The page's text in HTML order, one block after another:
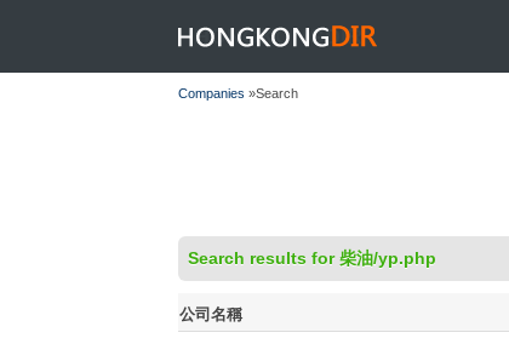
HONGKONGDIR
Companies »Search
Search results for 柴油/yp.php
公司名稱